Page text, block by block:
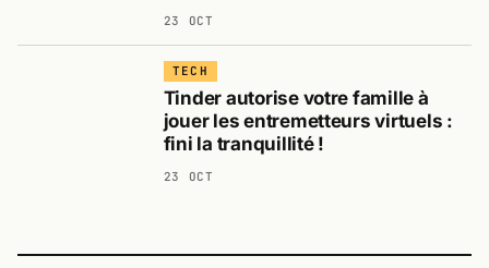
23 OCT
TECH
Tinder autorise votre famille à
jouer les entremetteurs virtuels :
fini la tranquillité !
23 OCT